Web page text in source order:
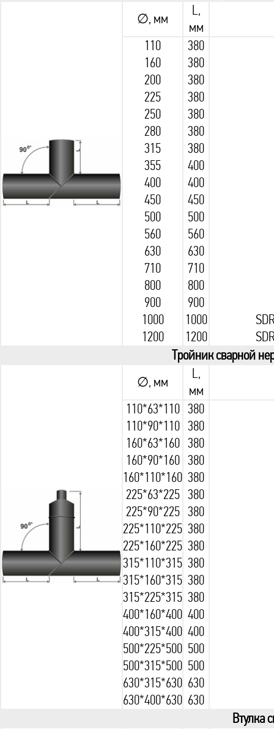
∅, мм
L,
мм
110
160
200
225
250
280
315
355
400
450
500
560
630
710
800
900
1000
1200
380
380
380
380
380
380
380
400
400
450
500
560
630
710
800
900
1000
1200
Тройник сварной
∅, мм
L,
мм
110*63*110
110*90*110
160*63*160
160*90*160
160*110*160
225*63*225
225*90*225
225*110*225
225*160*225
315*110*315
315*160*315
315*225*315
400*160*400
400*315*400
500*225*500
500*315*500
630*315*630
630*400*630
380
380
380
380
380
380
380
380
380
380
380
380
400
400
500
500
630
630
Втулка